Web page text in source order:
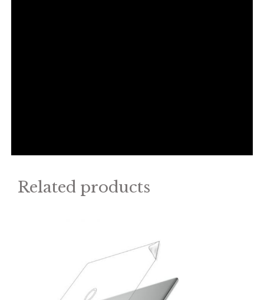
Related products